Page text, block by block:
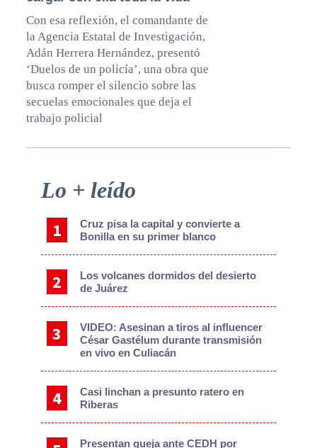
Con esa reflexión, el comandante de
la Agencia Estatal de Investigación,
Adán Herrera Hernández, presentó
‘Duelos de un policía’, una obra que
busca romper el silencio sobre las
secuelas emocionales que deja el
trabajo policial
Primary
Sidebar
Lo + leído
Cruz pisa la capital y convierte a
Bonilla en su primer blanco
Los volcanes dormidos del desierto
de Juárez
VIDEO: Asesinan a tiros al influencer
César Gastélum durante transmisión
en vivo en Culiacán
Casi linchan a presunto ratero en
Riberas
Presentan queja ante CEDH por